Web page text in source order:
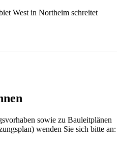
West in Northeim schreitet
sowie zu Bauleitplänen
wenden Sie sich bitte an: